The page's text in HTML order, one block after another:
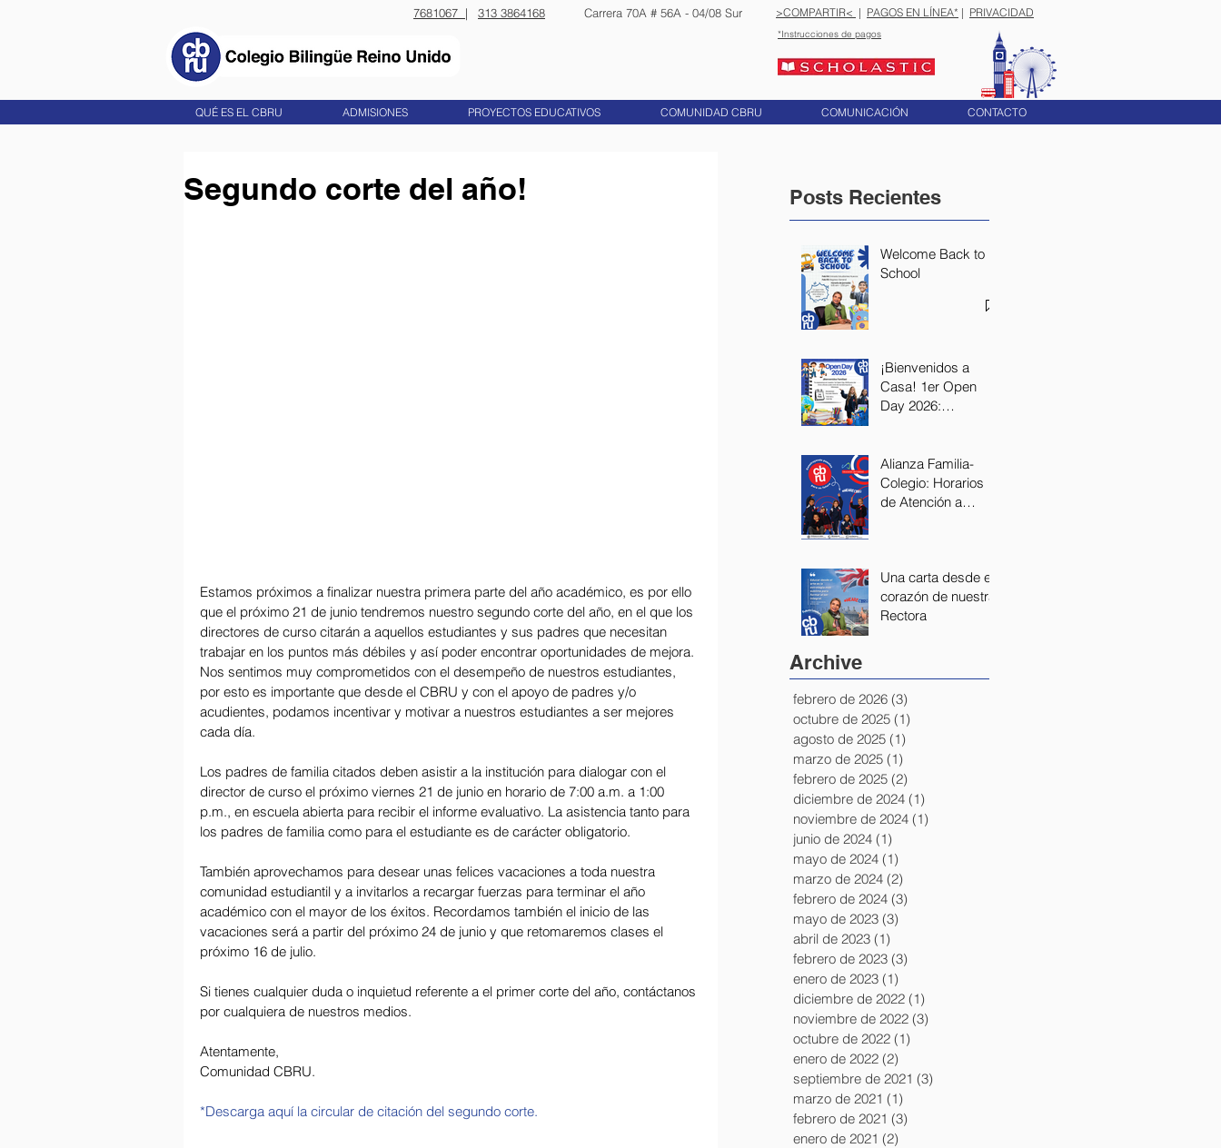
7681067 | ​​Carrera 70A # 56A - 04/08 Sur
313 3864168 >COMPARTIR< | PAGOS EN LÍNEA* | PRIVACIDAD
*Instrucciones de pagos
QUÉ ES EL CBRU ADMISIONES PROYECTOS EDUCATIVOS COMUNIDAD CBRU COMUNICACIÓN CONTACTO
Segundo corte del año!
Estamos próximos a finalizar nuestra primera parte del año académico, es por ello
que el próximo 21 de junio tendremos nuestro segundo corte del año, en el que los
directores de curso citarán a aquellos estudiantes y sus padres que necesitan
trabajar en los puntos más débiles y así poder encontrar oportunidades de mejora.
Nos sentimos muy comprometidos con el desempeño de nuestros estudiantes,
por esto es importante que desde el CBRU y con el apoyo de padres y/o
acudientes, podamos incentivar y motivar a nuestros estudiantes a ser mejores
cada día.
Los padres de familia citados deben asistir a la institución para dialogar con el
director de curso el próximo viernes 21 de junio en horario de 7:00 a.m. a 1:00
p.m., en escuela abierta para recibir el informe evaluativo. La asistencia tanto para
los padres de familia como para el estudiante es de carácter obligatorio.
También aprovechamos para desear unas felices vacaciones a toda nuestra
comunidad estudiantil y a invitarlos a recargar fuerzas para terminar el año
académico con el mayor de los éxitos. Recordamos también el inicio de las
vacaciones será a partir del próximo 24 de junio y que retomaremos clases el
próximo 16 de julio.
Si tienes cualquier duda o inquietud referente a el primer corte del año, contáctanos
por cualquiera de nuestros medios.
Atentamente,
Comunidad CBRU.
*Descarga aquí la circular de citación del segundo corte.
Posts Recientes
Welcome Back to
School
¡Bienvenidos a
Casa! 1er Open
Day 2026:
Educativa
Alianza Familia-
Colegio: Horarios
de Atención a
Una carta desde el
corazón de nuestra
Rectora
Archive
febrero de 2026 (3)
octubre de 2025 (1)
agosto de 2025 (1)
marzo de 2025 (1)
febrero de 2025 (2)
diciembre de 2024 (1)
noviembre de 2024 (1)
junio de 2024 (1)
mayo de 2024 (1)
marzo de 2024 (2)
febrero de 2024 (3)
mayo de 2023 (3)
abril de 2023 (1)
febrero de 2023 (3)
enero de 2023 (1)
diciembre de 2022 (1)
noviembre de 2022 (3)
octubre de 2022 (1)
enero de 2022 (2)
septiembre de 2021 (3)
marzo de 2021 (1)
febrero de 2021 (3)
enero de 2021 (2)